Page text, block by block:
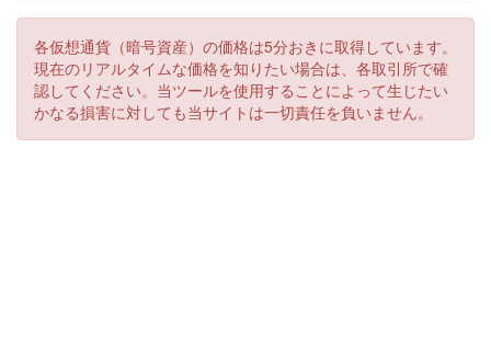
各仮想通貨（暗号資産）の価格は5分おきに取得しています。
現在のリアルタイムな価格を知りたい場合は、各取引所で確
認してください。当ツールを使用することによって生じたい
かなる損害に対しても当サイトは一切責任を負いません。